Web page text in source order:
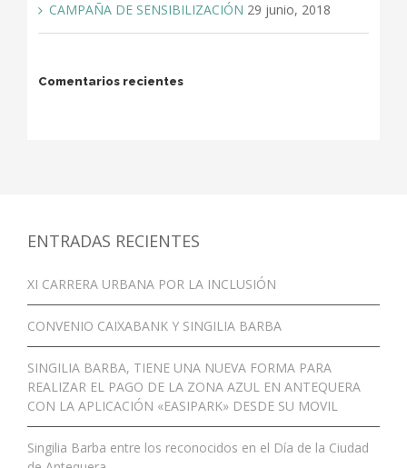
CAMPAÑA DE SENSIBILIZACIÓN 29 junio, 2018
Comentarios recientes
ENTRADAS RECIENTES
XI CARRERA URBANA POR LA INCLUSIÓN
CONVENIO CAIXABANK Y SINGILIA BARBA
SINGILIA BARBA, TIENE UNA NUEVA FORMA PARA
REALIZAR EL PAGO DE LA ZONA AZUL EN ANTEQUERA
CON LA APLICACIÓN «EASIPARK» DESDE SU MOVIL
Singilia Barba entre los reconocidos en el Día de la Ciudad